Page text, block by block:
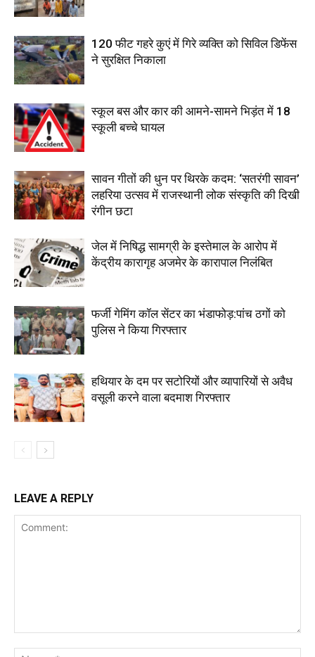
120 फीट गहरे कुएं में गिरे व्यक्ति को सिविल डिफेंस
ने सुरक्षित निकाला
स्कूल बस और कार की आमने-सामने भिड़ंत में 18
स्कूली बच्चे घायल
सावन गीतों की धुन पर थिरके कदम: ‘सतरंगी सावन’
लहरिया उत्सव में राजस्थानी लोक संस्कृति की दिखी
रंगीन छटा
जेल में निषिद्ध सामग्री के इस्तेमाल के आरोप में
केंद्रीय कारागृह अजमेर के कारापाल निलंबित
फर्जी गेमिंग कॉल सेंटर का भंडाफोड़:पांच ठगों को
पुलिस ने किया गिरफ्तार
हथियार के दम पर सटोरियों और व्यापारियों से अवैध
वसूली करने वाला बदमाश गिरफ्तार
LEAVE A REPLY